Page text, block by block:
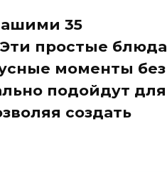
35
простые блюда
моменты без
подойдут для
создать